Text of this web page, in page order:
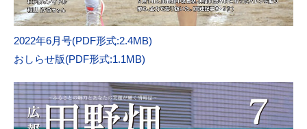
2022年6月号(PDF形式:2.4MB)
おしらせ版(PDF形式:1.1MB)